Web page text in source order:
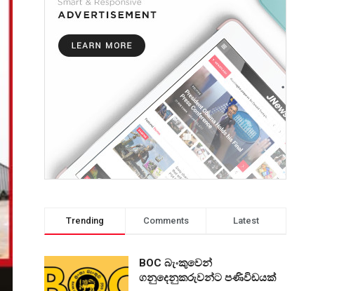
Trending Comments Latest
BOC බැංකුවෙන්
ගනුදෙනුකරුවන්ට පණිවිඩයක්